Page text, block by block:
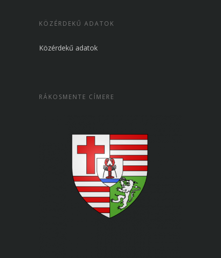
KÖZÉRDEKŰ ADATOK
Közérdekű adatok
RÁKOSMENTE CÍMERE